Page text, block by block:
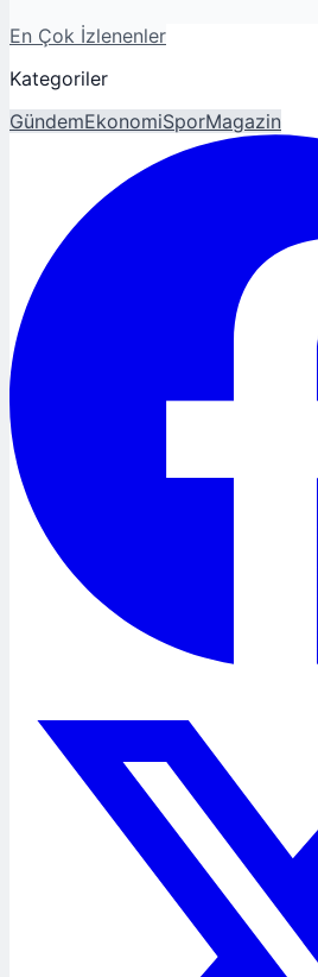
En Çok İzlenenler
Kategoriler
GündemEkonomiSporMagazin